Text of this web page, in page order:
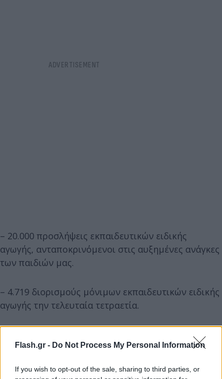
Flash.gr - Do Not Process My Personal Information
If you wish to opt-out of the sale, sharing to third parties, or
– 20.000 προσλήψεις εκπαιδευτικών ειδικής
αγωγής, ανταποκρινόμενοι στις αυξημένες ανάγκες
των παιδιών μας.
– 4.719 διορισμούς μόνιμων εκπαιδευτικών ειδικής
αγωγής την τελευταία τετραετία.
– 3.200 ψυχολόγων και κοινωνικών λειτουργών την
τελευταία τετραετία.